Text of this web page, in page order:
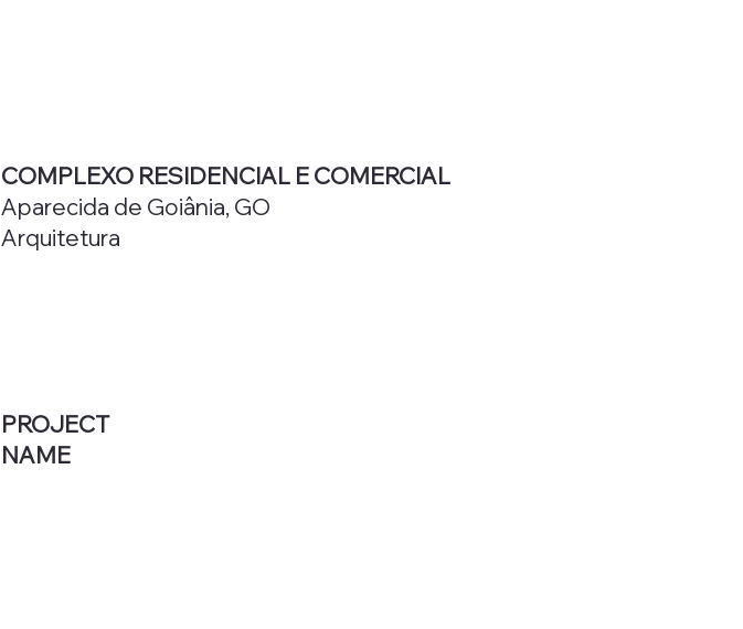
COMPLEXO RESIDENCIAL E COMERCIAL
Aparecida de Goiânia, GO
Arquitetura
PROJECT
NAME